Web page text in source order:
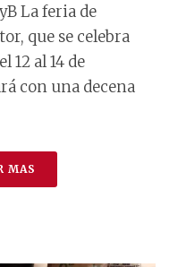
La feria de
que se celebra
12 al 14 de
con una decena
MAS